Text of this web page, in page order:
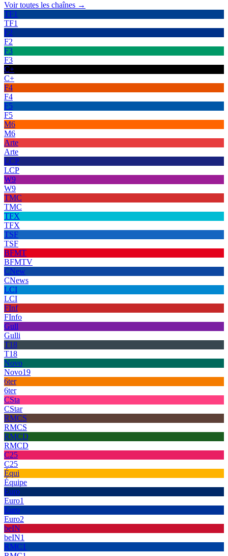
Voir toutes les chaînes →
TF1
TF1
F2
F2
F3
F3
C+
C+
F4
F4
F5
F5
M6
M6
Arte
Arte
LCP
LCP
W9
W9
TMC
TMC
TFX
TFX
TSF
TSF
BFMT
BFMTV
CNew
CNews
LCI
LCI
FInf
FInfo
Gull
Gulli
T18
T18
Novo
Novo19
6ter
6ter
CSta
CStar
RMCS
RMCS
RMCD
RMCD
C25
C25
Équi
Équipe
Euro
Euro1
Euro
Euro2
beIN
beIN1
RMC1